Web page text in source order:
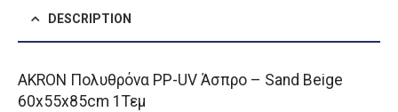
DESCRIPTION
AKRON Πολυθρόνα PP-UV Άσπρο – Sand Beige
60x55x85cm 1Τεμ